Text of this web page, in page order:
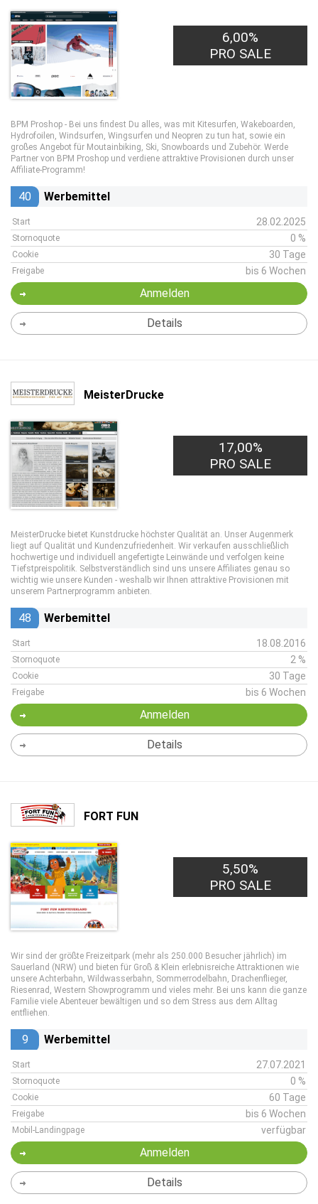
6,00%
PRO SALE
BPM Proshop - Bei uns findest Du alles, was mit Kitesurfen, Wakeboarden,
Hydrofoilen, Windsurfen, Wingsurfen und Neopren zu tun hat, sowie ein
großes Angebot für Moutainbiking, Ski, Snowboards und Zubehör. Werde
Partner von BPM Proshop und verdiene attraktive Provisionen durch unser
Affiliate-Programm!
40 Werbemittel
Start 28.02.2025
Stornoquote 0 %
Cookie 30 Tage
Freigabe bis 6 Wochen
Anmelden
Details
MeisterDrucke
17,00%
PRO SALE
MeisterDrucke bietet Kunstdrucke höchster Qualität an. Unser Augenmerk
liegt auf Qualität und Kundenzufriedenheit. Wir verkaufen ausschließlich
hochwertige und individuell angefertigte Leinwände und verfolgen keine
Tiefstpreispolitik. Selbstverständlich sind uns unsere Affiliates genau so
wichtig wie unsere Kunden - weshalb wir Ihnen attraktive Provisionen mit
unserem Partnerprogramm anbieten.
48 Werbemittel
Start 18.08.2016
Stornoquote 2 %
Cookie 30 Tage
Freigabe bis 6 Wochen
Anmelden
Details
FORT FUN
5,50%
PRO SALE
Wir sind der größte Freizeitpark (mehr als 250.000 Besucher jährlich) im
Sauerland (NRW) und bieten für Groß & Klein erlebnisreiche Attraktionen wie
unsere Achterbahn, Wildwasserbahn, Sommerrodelbahn, Drachenflieger,
Riesenrad, Western Showprogramm und vieles mehr. Bei uns kann die ganze
Familie viele Abenteuer bewältigen und so dem Stress aus dem Alltag
entfliehen.
9 Werbemittel
Start 27.07.2021
Stornoquote 0 %
Cookie 60 Tage
Freigabe bis 6 Wochen
Mobil-Landingpage verfügbar
Anmelden
Details